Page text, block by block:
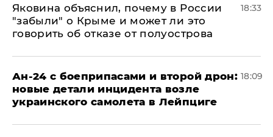
Яковина объяснил, почему в России
"забыли" о Крыме и может ли это
говорить об отказе от полуострова
18:33
Ан-24 с боеприпасами и второй дрон:
новые детали инцидента возле
украинского самолета в Лейпциге
18:09